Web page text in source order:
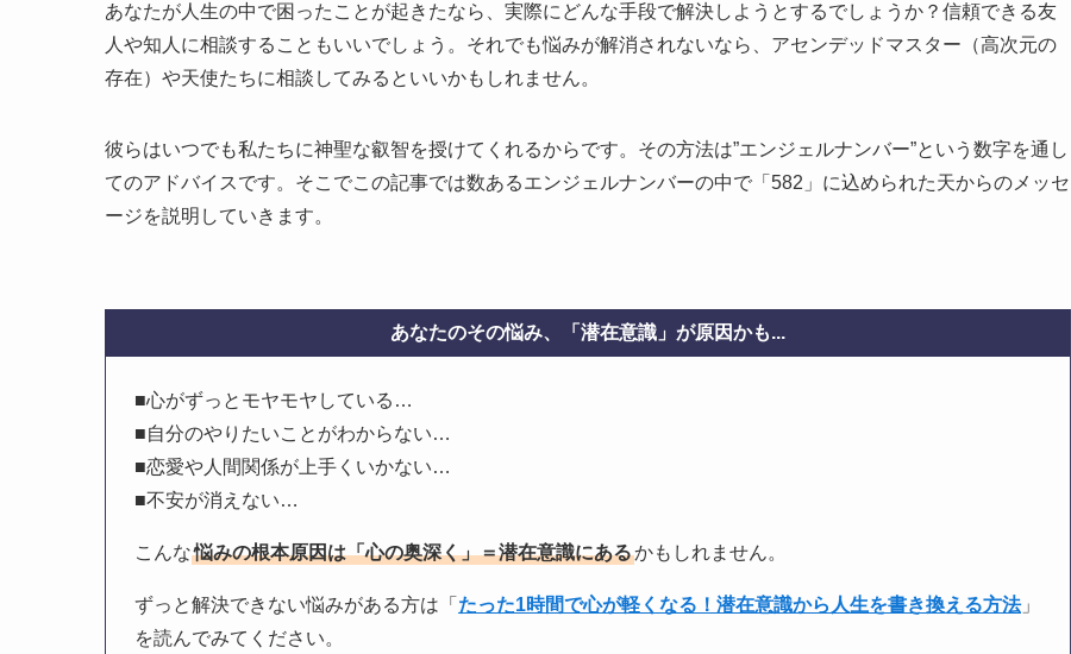
あなたが人生の中で困ったことが起きたなら、実際にどんな手段で解決しようとするでしょうか？信頼できる友
人や知人に相談することもいいでしょう。それでも悩みが解消されないなら、アセンデッドマスター（高次元の
存在）や天使たちに相談してみるといいかもしれません。
彼らはいつでも私たちに神聖な叡智を授けてくれるからです。その方法は”エンジェルナンバー”という数字を通し
てのアドバイスです。そこでこの記事では数あるエンジェルナンバーの中で「582」に込められた天からのメッセ
ージを説明していきます。
あなたのその悩み、「潜在意識」が原因かも...
■心がずっとモヤモヤしている…
■自分のやりたいことがわからない…
■恋愛や人間関係が上手くいかない…
■不安が消えない…
こんな悩みの根本原因は「心の奥深く」＝潜在意識にあるかもしれません。
ずっと解決できない悩みがある方は「 たった1時間で心が軽くなる！潜在意識から人生を書き換える方法」
を読んでみてください。